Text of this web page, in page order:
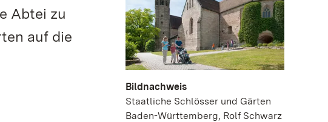
Abtei zu
auf die
Bildnachweis
Staatliche Schlösser und Gärten
Baden-Württemberg, Rolf Schwarz